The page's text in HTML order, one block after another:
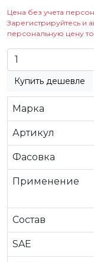
Цена без учета
Зарегистрируйтесь и
персональную цену
Купить дешевле
Марка
Артикул
Фасовка
Применение
Состав
SAE